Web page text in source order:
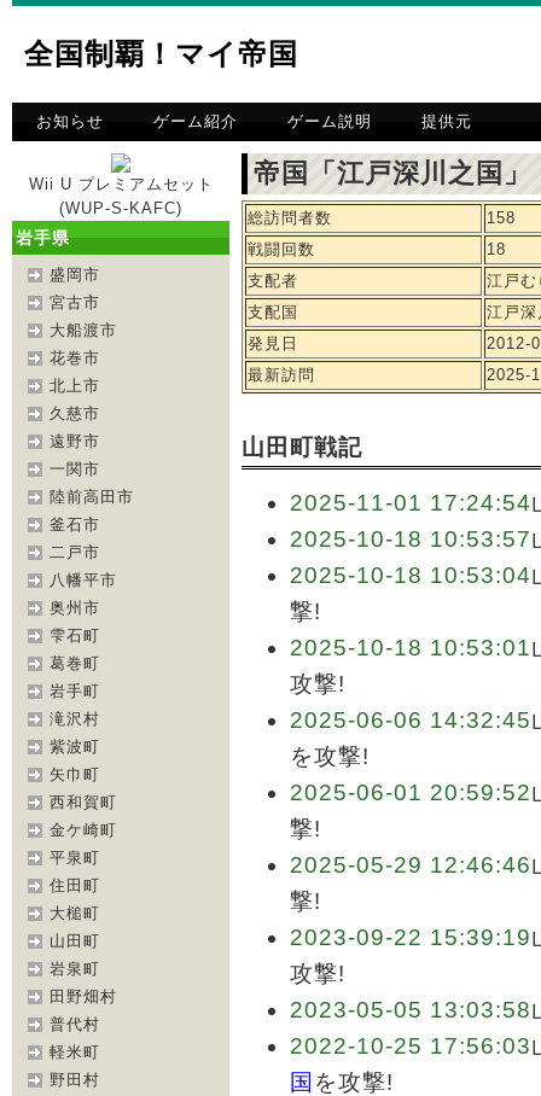
全国制覇！マイ帝国
お知らせ ゲーム紹介 ゲーム説明 提供元
Wii U プレミアムセット
(WUP-S-KAFC)
岩手県
盛岡市
宮古市
大船渡市
花巻市
北上市
久慈市
遠野市
一関市
陸前高田市
釜石市
二戸市
八幡平市
奥州市
雫石町
葛巻町
岩手町
滝沢村
紫波町
矢巾町
西和賀町
金ケ崎町
平泉町
住田町
大槌町
山田町
岩泉町
田野畑村
普代村
軽米町
野田村
帝国「江戸深川之国
総訪問者数
158
戦闘回数
18
支配者
江戸
支配国
江戸
発見日
2012-
最新訪問
2025-
山田町戦記
2025-11-01 17:24:54
2025-10-18 10:53:57
2025-10-18 10:53:04
撃!
2025-10-18 10:53:01
攻撃!
2025-06-06 14:32:45
を攻撃!
2025-06-01 20:59:52
撃!
2025-05-29 12:46:46
撃!
2023-09-22 15:39:19
攻撃!
2023-05-05 13:03:58
2022-10-25 17:56:03
国 を攻撃!